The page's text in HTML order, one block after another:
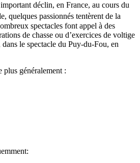
déclin, en France, au cours du
quelques passionnés tentèrent de la
spectacles font appel à des
de chasse ou d’exercices de voltige
le spectacle du Puy-du-Fou, en
plus généralement :